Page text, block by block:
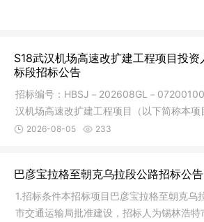
S18武汉机场高速改扩建工程项目投资
标段招标公告
招标编号：HBSJ－202608GL－
汉机场高速改扩建工程项目（以下简称本项
部《公路发展
2026-08-05 233
巴彦宝拉格至朝克乌拉段公路招标公告
1.招标条件本招标项目巴彦宝拉格至朝克乌
市交通运输局批准建设，招标人为锡林浩特